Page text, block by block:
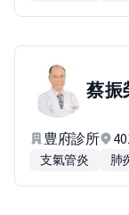
蔡振
豊府診所
支氣管炎 肺